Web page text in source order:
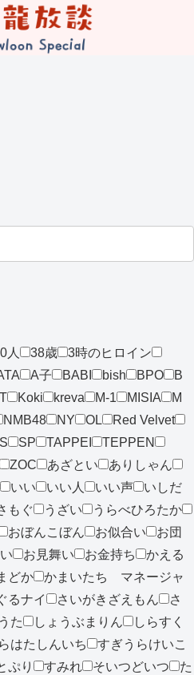
人 38歳
3時のヒロイン
A子 BABI bish BPO
B
Koki kreva M-1 MISIA
M
NMB48 NY OL
Red Velvet
SP TAPPEI
TEPPEN
ZOC あざとい
ありしゃん
いい いい人 いい声
いしだ
もぐ うざい
うらべひろたか
おぼんこぼん お似合い
お団
お見舞い お金持ち
かえる
どか
かまいたち マネージャ
るナイ さいがきざえもん
さ
た しょうぶまりん
しらすく
はたしんいち
すぎうらけいこ
ぷり すみれ そいつどいつ
た